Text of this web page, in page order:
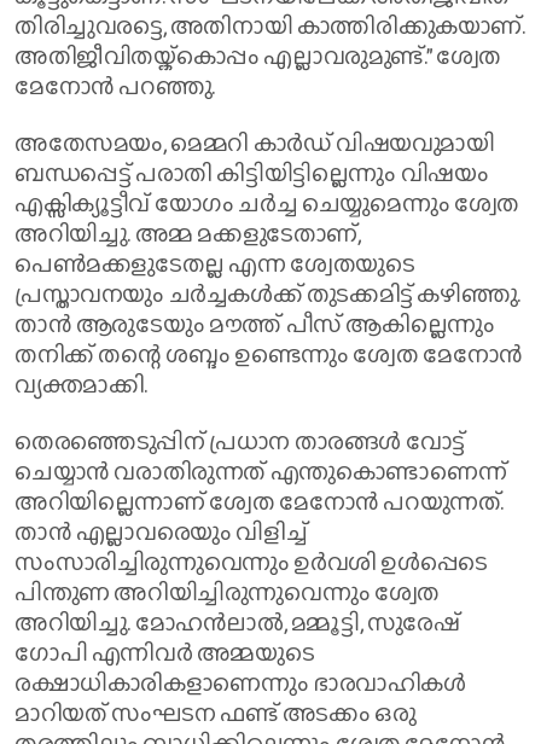
തിരിച്ചുവരട്ടെ, അതിനായി കാത്തിരിക്കുകയാണ്.
അതിജീവിതയ്ക്കൊപ്പം എല്ലാവരുമുണ്ട്.” ശ്വേത
മേനോൻ പറഞ്ഞു.
അതേസമയം, മെമ്മറി കാർഡ് വിഷയവുമായി
ബന്ധപ്പെട്ട് പരാതി കിട്ടിയിട്ടില്ലെന്നും വിഷയം
എക്സിക്യൂട്ടീവ് യോഗം ചർച്ച ചെയ്യുമെന്നും ശ്വേത
അറിയിച്ചു. ‌അമ്മ മക്കളുടേതാണ്,
പെൺമക്കളുടേതല്ല എന്ന ശ്വേതയുടെ
പ്രസ്താവനയും ചർച്ചകൾക്ക് തുടക്കമിട്ട് കഴിഞ്ഞു.
താൻ ആരുടേയും മൗത്ത് പീസ് ആകില്ലെന്നും
‌തനിക്ക് തന്റെ ശബ്ദം ഉണ്ടെന്നും ശ്വേത മേനോൻ
വ്യക്തമാക്കി.
തെര‍‍ഞ്ഞെടുപ്പിന് പ്രധാന താരങ്ങൾ വോട്ട്
ചെയ്യാൻ വരാതിരുന്നത് എന്തുകൊണ്ടാണെന്ന്
അറിയില്ലെന്നാണ് ശ്വേത മേനോൻ പറയുന്നത്.
താൻ എല്ലാവരെയും വിളിച്ച്
സംസാരിച്ചിരുന്നുവെന്നും ഉർവശി ഉൾപ്പെടെ
പിന്തുണ അറിയിച്ചിരുന്നുവെന്നും ശ്വേത
അറിയിച്ചു. മോഹൻലാൽ, മമ്മൂട്ടി, സുരേഷ്
ഗോപി എന്നിവർ അമ്മയുടെ
രക്ഷാധികാരികളാണെന്നും ഭാരവാഹികൾ
മാറിയത് സംഘടന ഫണ്ട്‌ അടക്കം ഒരു